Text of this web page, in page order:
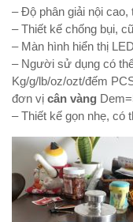
– Độ phân giải nội
– Thiết kế chống bụi,
– Màn hình hiển thị
– Người sử dụng có
Kg/g/lb/oz/ozt/đếm
đơn vị cân vàng
– Thiết kế gọn nhẹ, có